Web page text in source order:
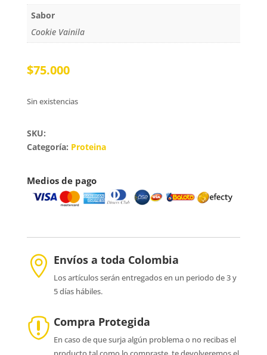
Sabor
Cookie Vainila
$75.000
Sin existencias
SKU:
Categoría: Proteina
Medios de pago
 Envíos a toda Colombia
Los artículos serán entregados en un periodo de 3 y
5 días hábiles.
 Compra Protegida
En caso de que surja algún problema o no recibas el